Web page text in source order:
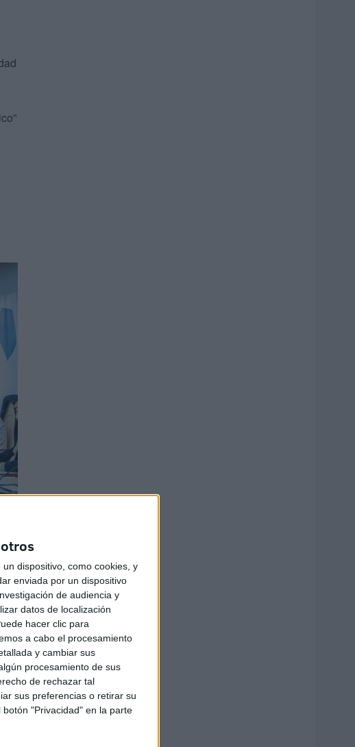
dispositivo, como cookies, y
enviada por un dispositivo
de audiencia y
datos de localización
hacer clic para
a cabo el procesamiento
y cambiar sus
procesamiento de sus
de rechazar tal
sus preferencias o retirar su
"Privacidad" en la parte